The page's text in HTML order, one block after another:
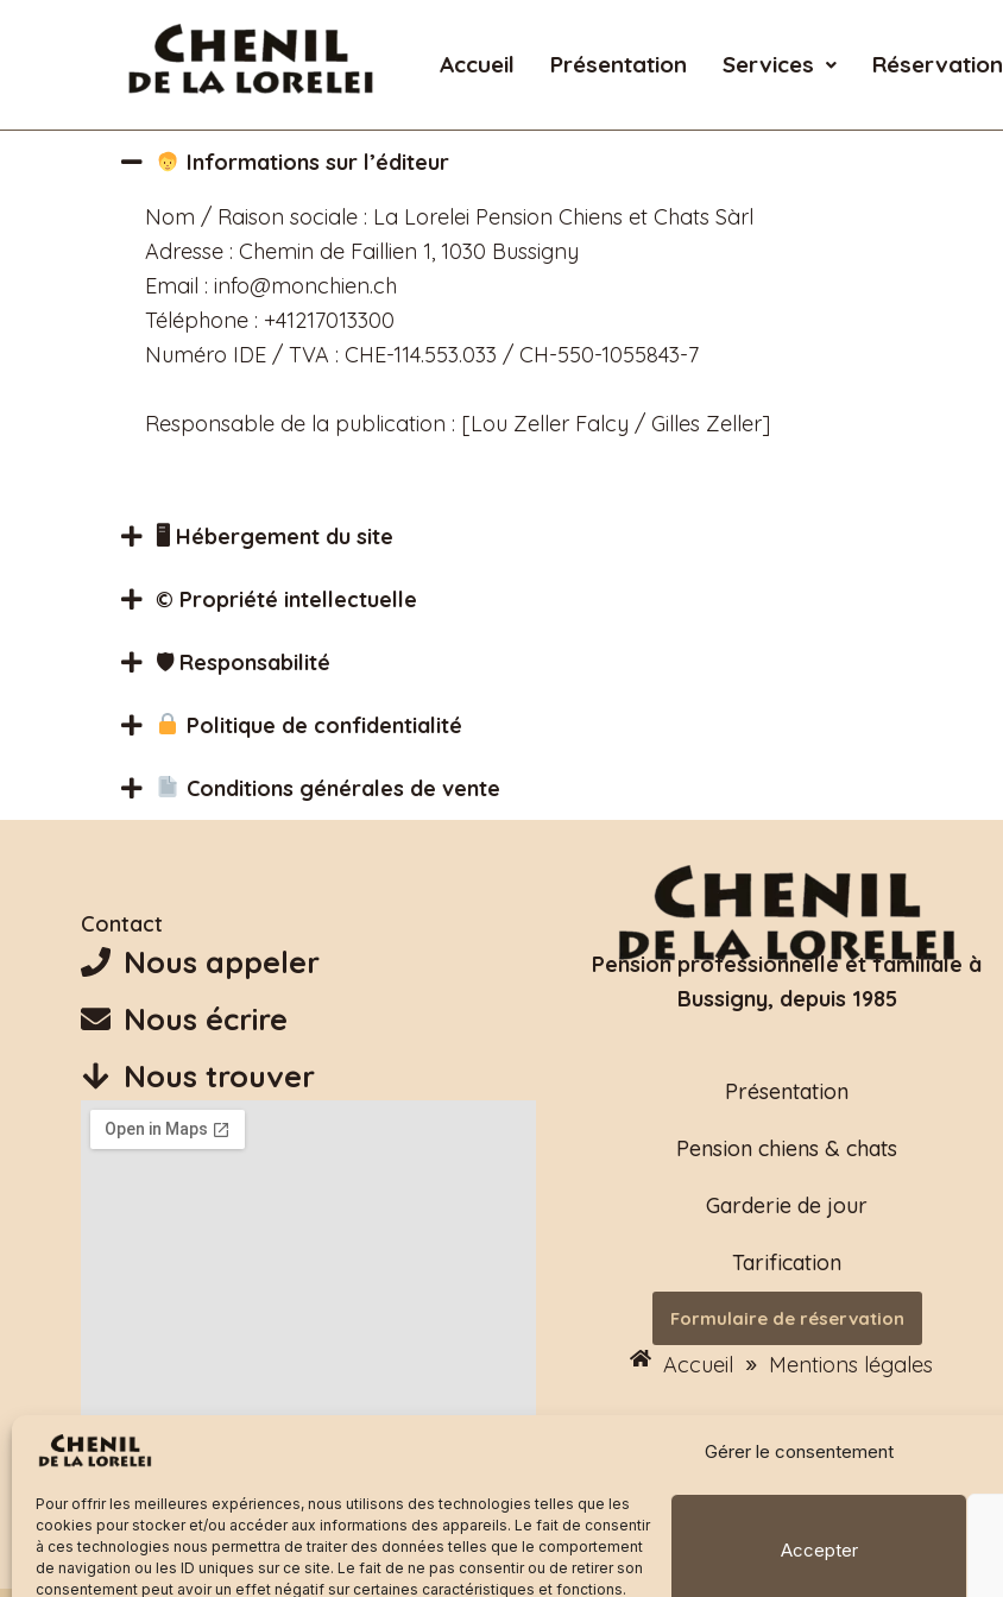
Gérer le consentement
Pour offrir les meilleures expériences, nous utilisons des technologies telles que les
cookies pour stocker et/ou accéder aux informations des appareils. Le fait de consentir
à ces technologies nous permettra de traiter des données telles que le comportement
de navigation ou les ID uniques sur ce site. Le fait de ne pas consentir ou de retirer son
consentement peut avoir un effet négatif sur certaines caractéristiques et fonctions.
Accepter
Accueil Présentation Services Réservation
Informations sur l’éditeur
Nom / Raison sociale : La Lorelei Pension Chiens et Chats Sàrl
Adresse : Chemin de Faillien 1, 1030 Bussigny
Email : info@monchien.ch
Téléphone : +41217013300
Numéro IDE / TVA : CHE-114.553.033 / CH-550-1055843-7
Responsable de la publication : [Lou Zeller Falcy / Gilles Zeller]
🖥 Hébergement du site
© Propriété intellectuelle
🛡 Responsabilité
Politique de confidentialité
Conditions générales de vente
Contact
Nous appeler
Nous écrire
Nous trouver
Pension professionnelle et familiale à
Bussigny, depuis 1985
Présentation
Pension chiens & chats
Garderie de jour
Tarification
Formulaire de réservation
Accueil » Mentions légales
Conditions générales Mentions légales Politique de confidentialité